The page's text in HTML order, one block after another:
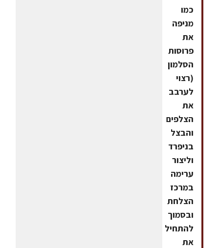
כמו
מניפה
את
פרוסות
הסלמון
(רצוי
לערבב
את
הצלפים
והבצל
בניפרד
וליצור
ערימה
במרכז
הצלחת
ובסמוך
להתחיל
את